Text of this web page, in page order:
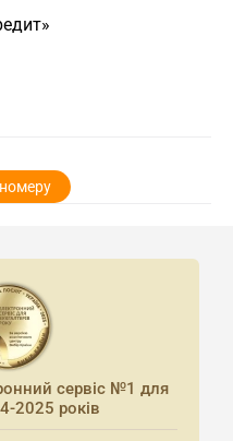
сервіс №1 для
2025 років